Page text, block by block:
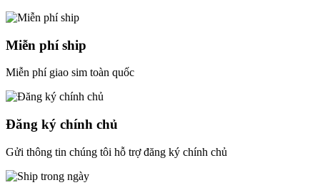
Miễn phí ship
Miễn phí giao sim toàn quốc
Đăng ký chính chủ
Gửi thông tin chúng tôi hỗ trợ đăng ký chính chủ